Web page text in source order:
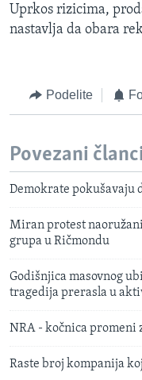
Uprkos rizicima,
nastavlja da obara
Podelite
Povezani
Demokrate pokušavaju
Miran protest
grupa u Ričmondu
Godišnjica masovnog
tragedija prerasla u
NRA - kočnica promeni
Raste broj kompanija